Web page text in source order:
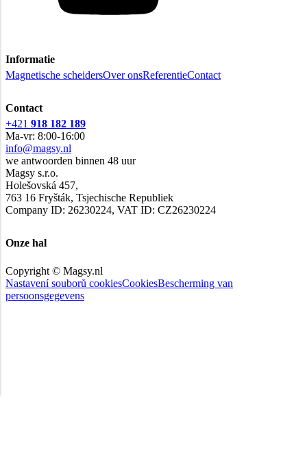
Informatie
Magnetische scheidersOver onsReferentieContact
Contact
+421 918 182 189
Ma-vr: 8:00-16:00
info@magsy.nl
we antwoorden binnen 48 uur
Magsy s.r.o.
Holešovská 457,
763 16 Fryšták, Tsjechische Republiek
Company ID: 26230224, VAT ID: CZ26230224
Onze hal
Copyright © Magsy.nl
Nastavení souborů cookiesCookiesBescherming van
persoonsgegevens